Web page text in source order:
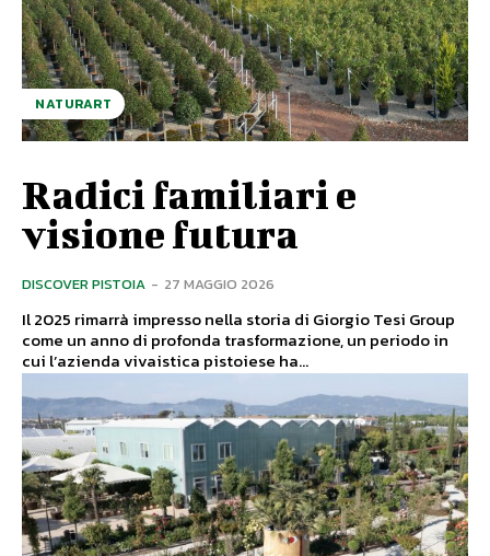
NATURART
Radici familiari e
visione futura
DISCOVER PISTOIA - 27 MAGGIO 2026
Il 2025 rimarrà impresso nella storia di Giorgio Tesi Group
come un anno di profonda trasformazione, un periodo in
cui l’azienda vivaistica pistoiese ha...